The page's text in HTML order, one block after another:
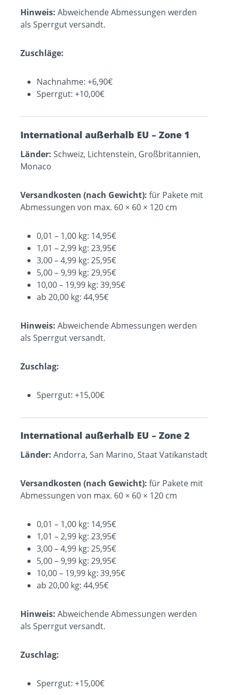
Hinweis: Abweichende Abmessungen werden
als Sperrgut versandt.
Zuschläge:
Nachnahme: +6,90€
Sperrgut: +10,00€
International außerhalb EU – Zone 1
Länder: Schweiz, Lichtenstein, Großbritannien,
Monaco
Versandkosten (nach Gewicht): für Pakete mit
Abmessungen von max. 60 × 60 × 120 cm
0,01 – 1,00 kg: 14,95€
1,01 – 2,99 kg: 23,95€
3,00 – 4,99 kg: 25,95€
5,00 – 9,99 kg: 29,95€
10,00 – 19,99 kg: 39,95€
ab 20,00 kg: 44,95€
Hinweis: Abweichende Abmessungen werden
als Sperrgut versandt.
Zuschlag:
Sperrgut: +15,00€
International außerhalb EU – Zone 2
Länder: Andorra, San Marino, Staat Vatikanstadt
Versandkosten (nach Gewicht): für Pakete mit
Abmessungen von max. 60 × 60 × 120 cm
0,01 – 1,00 kg: 14,95€
1,01 – 2,99 kg: 23,95€
3,00 – 4,99 kg: 25,95€
5,00 – 9,99 kg: 29,95€
10,00 – 19,99 kg: 39,95€
ab 20,00 kg: 44,95€
Hinweis: Abweichende Abmessungen werden
als Sperrgut versandt.
Zuschlag:
Sperrgut: +15,00€